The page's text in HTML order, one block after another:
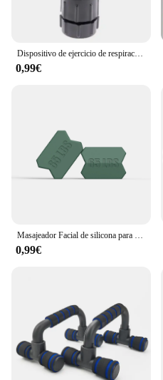
Dispositivo de ejercicio de respiración portátil para los pulmones, dispositivo de entrenamiento de resistencia con resistencia ajustable
0,99€
Masajeador Facial de silicona para morder, equipo de ejercicio de mandíbula, entrenador de Jawline, nuevo
0,99€